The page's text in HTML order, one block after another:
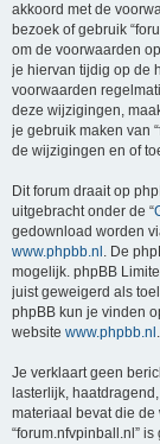
akkoord met de
bezoek of gebruik
om de voorwaarden
je hiervan tijdig op de
voorwaarden
deze wijzigingen,
je gebruik maken van
de wijzigingen en of
Dit forum draait op
uitgebracht onder de “
gedownload worden
www.phpbb.nl . De
mogelijk. phpBB
juist geweigerd als
phpBB kun je vinden
website www.phpbb.nl .
Je verklaart geen
lasterlijk,
materiaal bevat die
“forum.nfvpinball.nl”